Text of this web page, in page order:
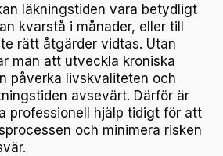
läkningstiden vara betydligt
kvarstå i månader, eller till
rätt åtgärder vidtas. Utan
man att utveckla kroniska
påverka livskvaliteten och
avsevärt. Därför är
professionell hjälp tidigt för att
och minimera risken